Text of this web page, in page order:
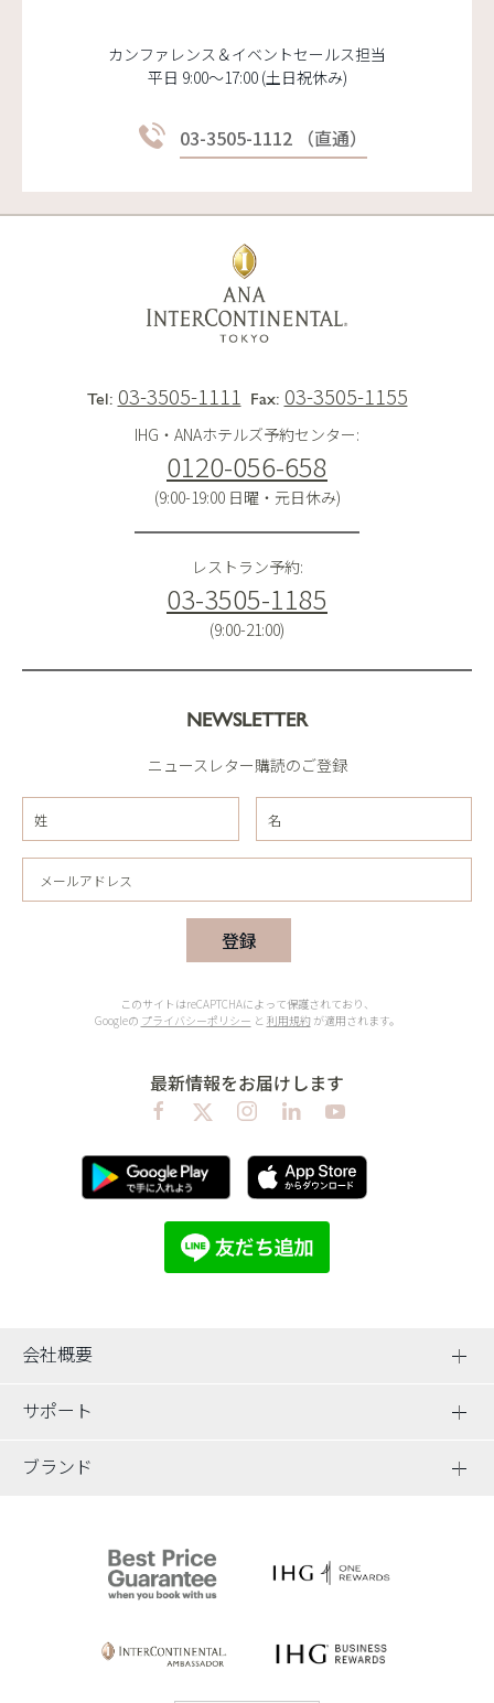
カンファレンス＆イベントセールス担当
平日 9:00～17:00 (土日祝休み)
03-3505-1112 （直通）
Tel: 03-3505-1111 Fax: 03-3505-1155
IHG・ANAホテルズ予約センター:
0120-056-658
(9:00-19:00 日曜・元日休み)
レストラン予約:
03-3505-1185
(9:00-21:00)
NEWSLETTER
ニュースレター購読のご登録
登録
このサイトはreCAPTCHAによって保護されており、
Googleの プライバシーポリシー と 利用規約が適用されます。
最新情報をお届けします
会社概要
サポート
ブランド